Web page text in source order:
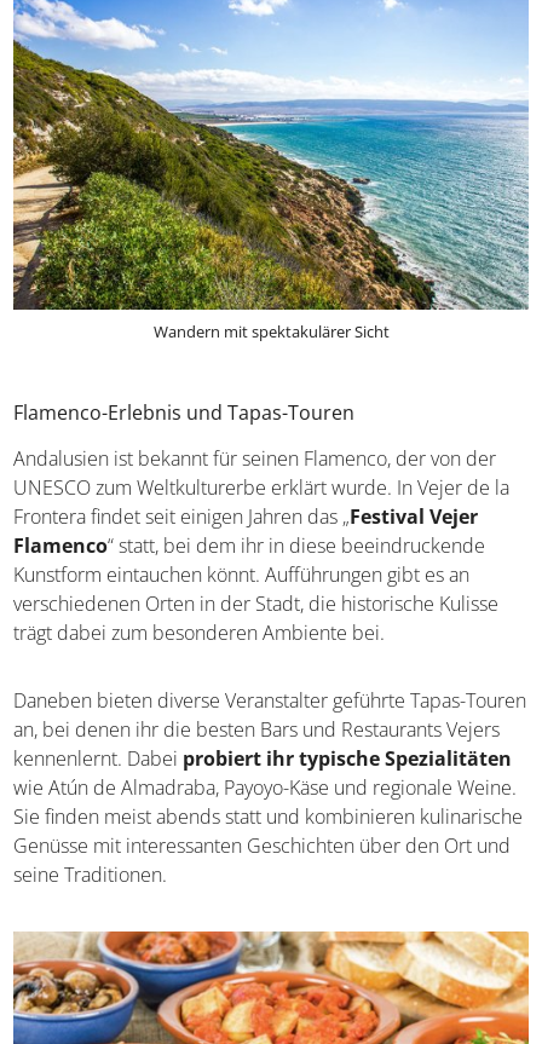
Wandern mit spektakulärer Sicht
Flamenco-Erlebnis und Tapas-Touren
Andalusien ist bekannt für seinen Flamenco, der von der
UNESCO zum Weltkulturerbe erklärt wurde. In Vejer de la
Frontera findet seit einigen Jahren das „Festival Vejer
Flamenco“ statt, bei dem ihr in diese beeindruckende
Kunstform eintauchen könnt. Aufführungen gibt es an
verschiedenen Orten in der Stadt, die historische Kulisse
trägt dabei zum besonderen Ambiente bei.
Daneben bieten diverse Veranstalter geführte Tapas-Touren
an, bei denen ihr die besten Bars und Restaurants Vejers
kennenlernt. Dabei probiert ihr typische Spezialitäten
wie Atún de Almadraba, Payoyo-Käse und regionale Weine.
Sie finden meist abends statt und kombinieren kulinarische
Genüsse mit interessanten Geschichten über den Ort und
seine Traditionen.